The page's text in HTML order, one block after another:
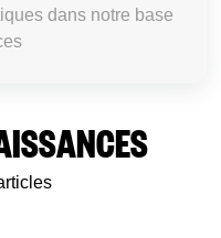
dans notre base